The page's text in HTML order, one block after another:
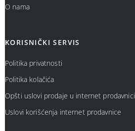
O nama
KORISNIČKI SERVIS
Politika privatnosti
Politika kolačića
Opšti uslovi prodaje u internet prodavnici
Uslovi korišćenja internet prodavnice